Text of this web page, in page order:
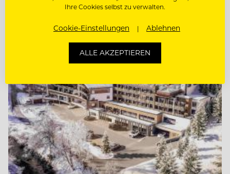
Ihre Cookies selbst zu verwalten.
Cookie-Einstellungen Ablehnen
ALLE AKZEPTIEREN